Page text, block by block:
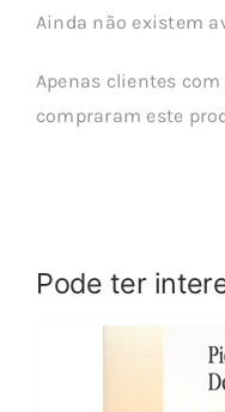
Ainda não existem
Apenas clientes
compraram este
Pode ter